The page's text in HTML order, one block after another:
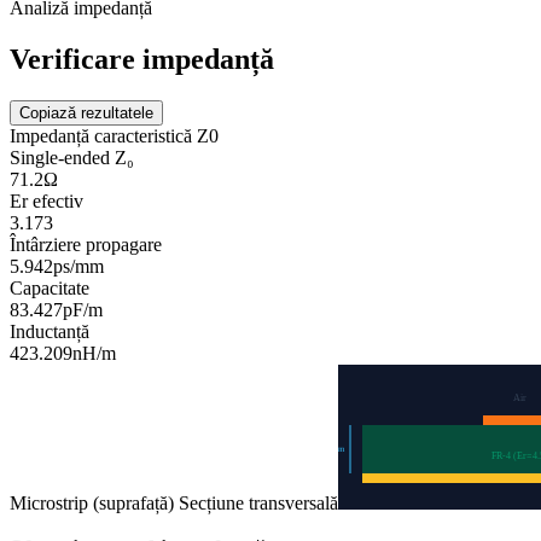
Analiză impedanță
Verificare impedanță
Copiază rezultatele
Impedanță caracteristică Z0
Single-ended Z₀
71.2Ω
Er efectiv
3.173
Întârziere propagare
5.942ps/mm
Capacitate
83.427pF/m
Inductanță
423.209nH/m
Microstrip (suprafață) Secțiune transversală
FR-4 (Er=
Air
mm